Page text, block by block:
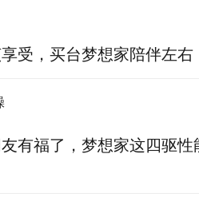
受，买台梦想家陪伴左右
有福了，梦想家这四驱